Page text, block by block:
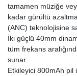
tamamen müziğe
kadar gürültü
(ANC) teknolojisine
İki güçlü 40mm
tüm frekans
sunar.
Etkileyici 800mAh pil